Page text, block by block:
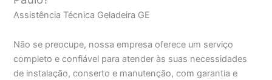
Assistência Técnica Geladeira GE
Não se preocupe, nossa empresa oferece um serviço
completo e confiável para atender às suas necessidades
de instalação, conserto e manutenção, com garantia e